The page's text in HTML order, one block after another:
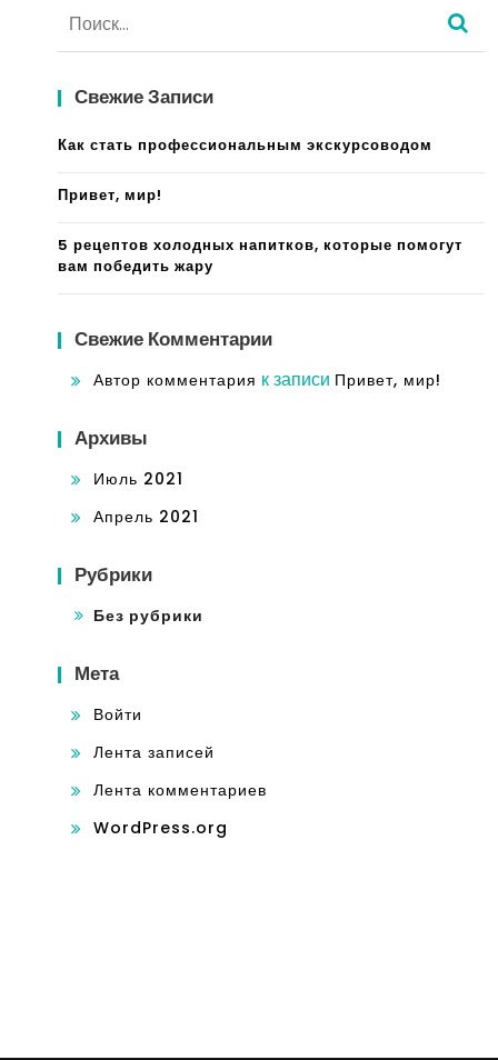
Свежие Записи
Как стать профессиональным экскурсоводом
Привет, мир!
5 рецептов холодных напитков, которые помогут
вам победить жару
Свежие Комментарии
Автор комментария к записи Привет, мир!
Архивы
Июль 2021
Апрель 2021
Рубрики
Без рубрики
Мета
Войти
Лента записей
Лента комментариев
WordPress.org